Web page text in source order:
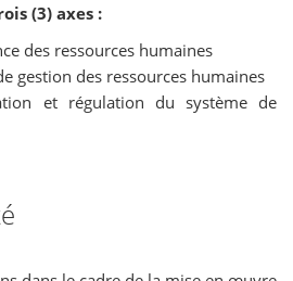
(3) axes :
des ressources humaines
gestion des ressources humaines
et régulation du système de